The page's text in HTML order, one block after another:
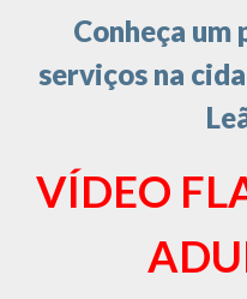
Conheça um
serviços na
VÍDEO